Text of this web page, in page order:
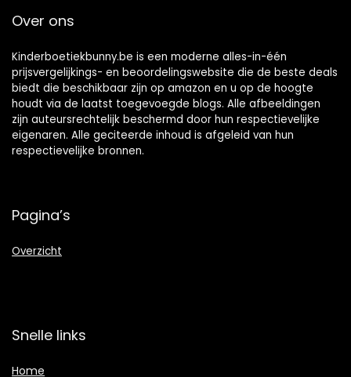
Over ons
Kinderboetiekbunny.be is een moderne alles-in-één
prijsvergelijkings- en beoordelingswebsite die de beste deals
biedt die beschikbaar zijn op amazon en u op de hoogte
houdt via de laatst toegevoegde blogs. Alle afbeeldingen
zijn auteursrechtelijk beschermd door hun respectievelijke
eigenaren. Alle geciteerde inhoud is afgeleid van hun
respectievelijke bronnen.
Pagina’s
Overzicht
Snelle links
Home